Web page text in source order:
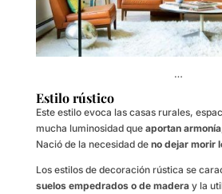
…
Estilo rústico
Este estilo evoca las casas rurales,
mucha luminosidad que aportan
Nació de la necesidad de no dejar morir
Los estilos de decoración rústica se
suelos empedrados o de maderay la